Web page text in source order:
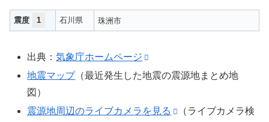
震度 1 石川県 珠洲市
出典：気象庁ホームページ
地震マップ（最近発生した地震の震源地まとめ地
図）
震源地周辺のライブカメラを見る
（ライブカメラ検